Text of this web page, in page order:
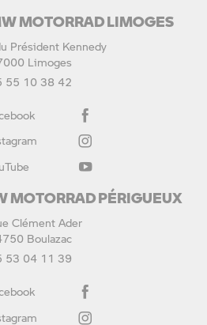
MOTORRAD LIMOGES
Président Kennedy
Limoges
55 10 38 42
MOTORRAD PÉRIGUEUX
Clément Ader
Boulazac
53 04 11 39